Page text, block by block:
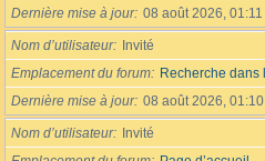
Dernière mise à jour 08 août 2026, 01:11
Nom d’utilisateur
Invité
Emplacement du forum
Recherche dans
Dernière mise à jour 08 août 2026, 01:10
Nom d’utilisateur
Invité